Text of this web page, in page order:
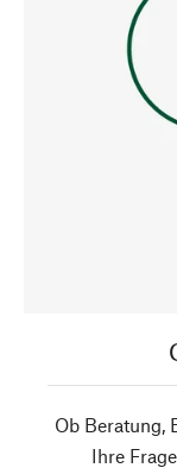
Ob Beratung,
Ihre